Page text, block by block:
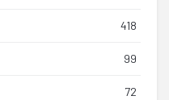
418
99
72